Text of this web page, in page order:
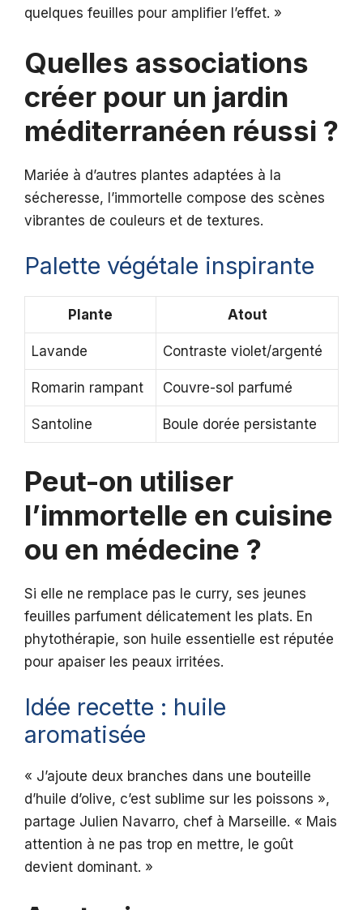
quelques feuilles pour amplifier l’effet. »
Quelles associations
créer pour un jardin
méditerranéen réussi ?
Mariée à d’autres plantes adaptées à la
sécheresse, l’immortelle compose des scènes
vibrantes de couleurs et de textures.
Palette végétale inspirante
Plante Atout
Lavande Contraste violet/argenté
Romarin rampant Couvre-sol parfumé
Santoline Boule dorée persistante
Peut-on utiliser
l’immortelle en cuisine
ou en médecine ?
Si elle ne remplace pas le curry, ses jeunes
feuilles parfument délicatement les plats. En
phytothérapie, son huile essentielle est réputée
pour apaiser les peaux irritées.
Idée recette : huile
aromatisée
« J’ajoute deux branches dans une bouteille
d’huile d’olive, c’est sublime sur les poissons »,
partage Julien Navarro, chef à Marseille. « Mais
attention à ne pas trop en mettre, le goût
devient dominant. »